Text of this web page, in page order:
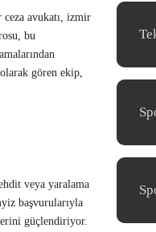
avukatı, izmir
bu
gören ekip,
veya yaralama
başvurularıyla
güçlendiriyor.